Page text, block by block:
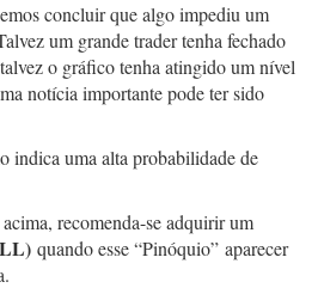
concluir que algo impediu um
um grande trader tenha fechado
o gráfico tenha atingido um nível
notícia importante pode ter sido
indica uma alta probabilidade de
recomenda-se adquirir um
quando esse “Pinóquio” aparecer